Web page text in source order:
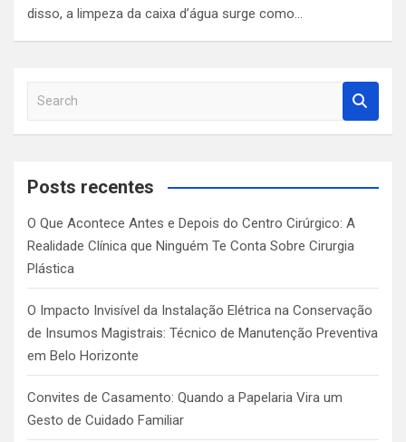
disso, a limpeza da caixa d’água surge como…
a
c
Posts recentes
O Que Acontece Antes e Depois do Centro Cirúrgico: A
Realidade Clínica que Ninguém Te Conta Sobre Cirurgia
Plástica
O Impacto Invisível da Instalação Elétrica na Conservação
de Insumos Magistrais: Técnico de Manutenção Preventiva
em Belo Horizonte
Convites de Casamento: Quando a Papelaria Vira um
Gesto de Cuidado Familiar